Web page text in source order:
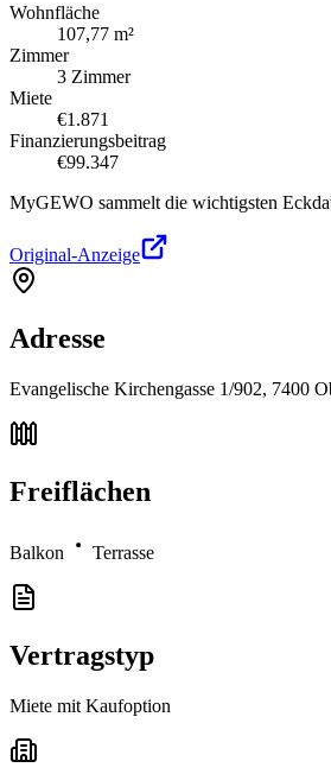
Wohnfläche
107,77 m²
Zimmer
3 Zimmer
Miete
€1.871
Finanzierungsbeitrag
€99.347
MyGEWO sammelt die wichtigsten
Original-Anzeige
Adresse
Evangelische Kirchengasse 1/902, 7400
Freiflächen
Balkon Terrasse
Vertragstyp
Miete mit Kaufoption